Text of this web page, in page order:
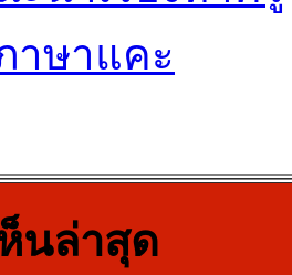
าษาแคะ
นล่าสุด